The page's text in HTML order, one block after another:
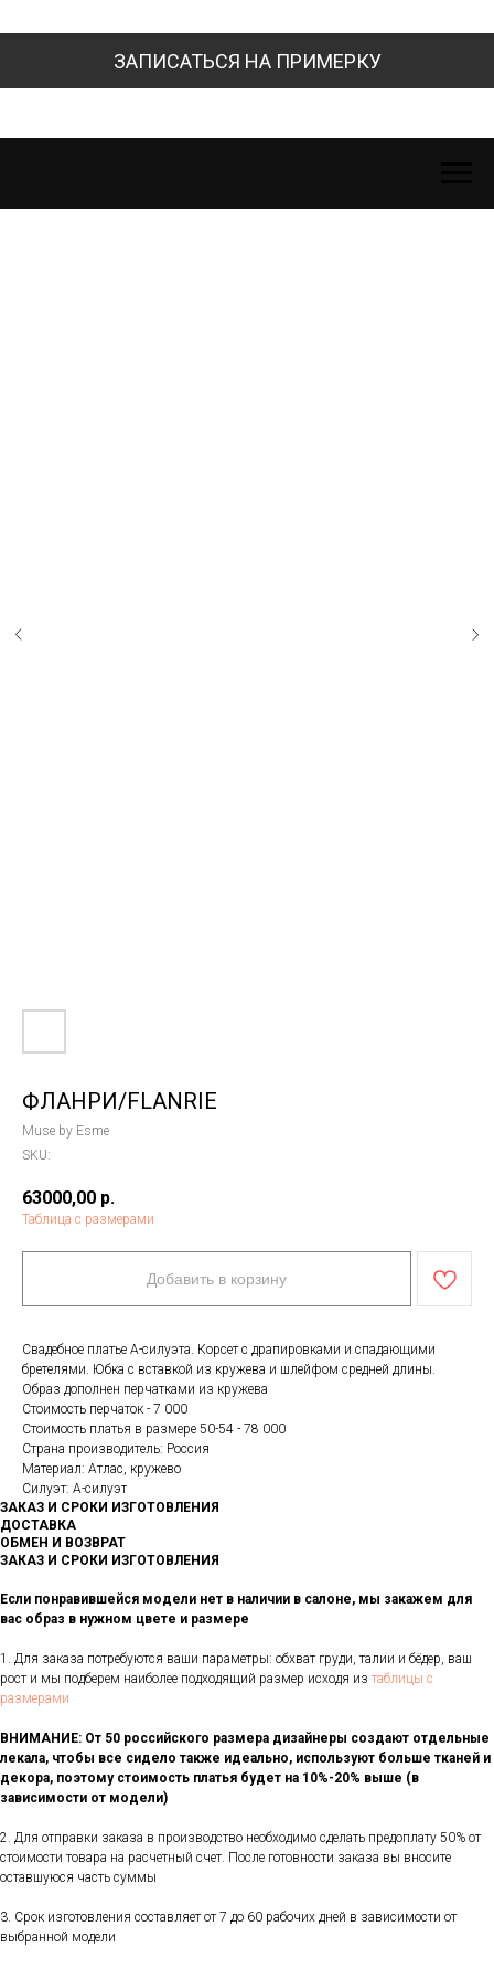
ЗАПИСАТЬСЯ НА ПРИМЕРКУ
ФЛАНРИ/FLANRIE
Muse by Esme
SKU:
63000,00 р.
Таблица с размерами
Добавить в корзину
Свадебное платье А-силуэта. Корсет с драпировками и спадающими
бретелями. Юбка с вставкой из кружева и шлейфом средней длины.
Образ дополнен перчатками из кружева
Стоимость перчаток - 7 000
Стоимость платья в размере 50-54 - 78 000
Страна производитель: Россия
Материал: Атлас, кружево
Силуэт: А-силуэт
ЗАКАЗ И СРОКИ ИЗГОТОВЛЕНИЯ
ДОСТАВКА
ОБМЕН И ВОЗВРАТ
ЗАКАЗ И СРОКИ ИЗГОТОВЛЕНИЯ
Если понравившейся модели нет в наличии в салоне, мы закажем для
вас образ в нужном цвете и размере
1. Для заказа потребуются ваши параметры: обхват груди, талии и бёдер, ваш
рост и мы подберем наиболее подходящий размер исходя из таблицы с
размерами
ВНИМАНИЕ: От 50 российского размера дизайнеры создают отдельные
лекала, чтобы все сидело также идеально, используют больше тканей и
декора, поэтому стоимость платья будет на 10%-20% выше (в
зависимости от модели)
2. Для отправки заказа в производство необходимо сделать предоплату 50% от
стоимости товара на расчетный счет. После готовности заказа вы вносите
оставшуюся часть суммы
3. Срок изготовления составляет от 7 до 60 рабочих дней в зависимости от
выбранной модели